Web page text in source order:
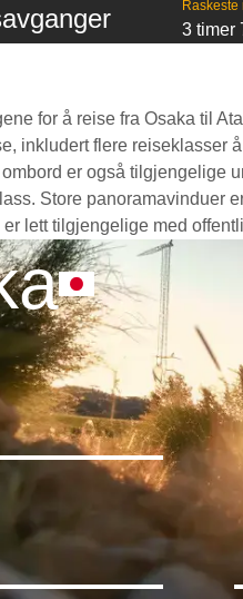
Raskeste
3 timer
for å reise fra Osaka til
inkludert flere reiseklasser
er også tilgjengelige
Store panoramavinduer
lett tilgjengelige med